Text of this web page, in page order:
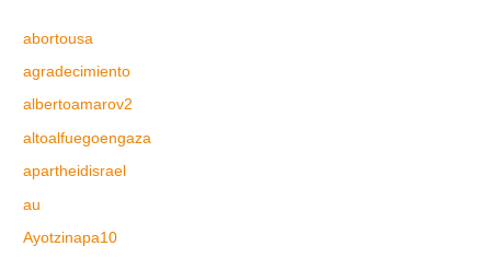
abortousa
agradecimiento
albertoamarov2
altoalfuegoengaza
apartheidisrael
au
Ayotzinapa10